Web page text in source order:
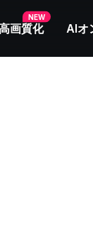
画質化
NEW
AIオ